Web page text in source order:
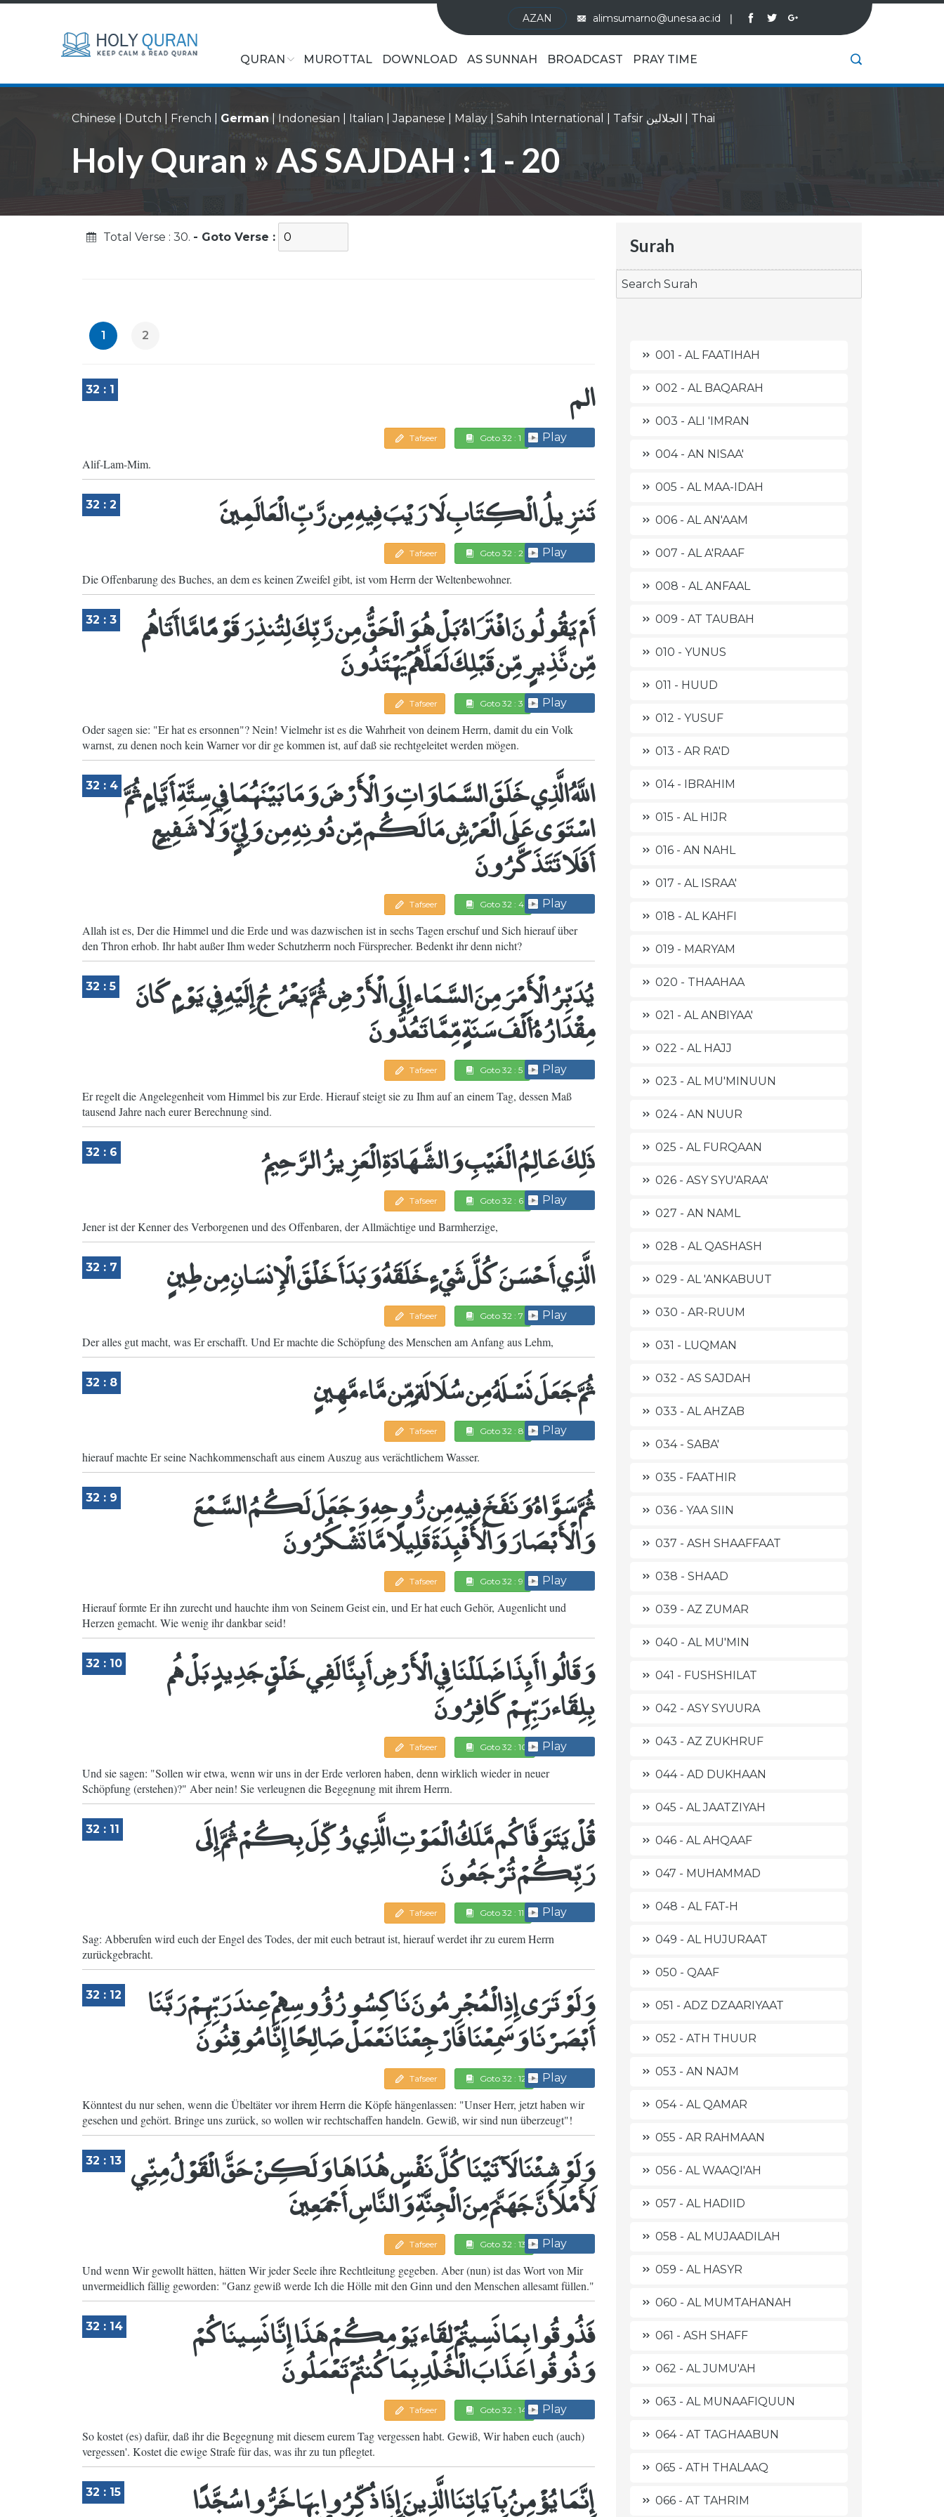
AZAN alimsumarno@unesa.ac.id ❘
QURAN MUROTTAL DOWNLOAD AS SUNNAH BROADCAST PRAY TIME
Chinese Dutch French German | Indonesian Italian |Japanese Malay Sahih International Tafsir الجلالين Thai
Holy Quran » AS SAJDAH : 1 - 20
Total Verse : 30. - Goto Verse :
1 2
32 : 1 الم
Tafseer Goto 32 : 1 Play
Alif-Lam-Mim.
32 : 2 تَنزِيلُ الْكِتَابِ لَا رَيْبَ فِيهِ مِن رَّبِّ الْعَالَمِينَ
Tafseer Goto 32 : 2 Play
Die Offenbarung des Buches, an dem es keinen Zweifel gibt, ist vom Herrn der Weltenbewohner.
32 : 3 أَمْ يَقُولُونَ افْتَرَاهُ بَلْ هُوَ الْحَقُّ مِن رَّبِّكَ لِتُنذِرَ قَوْمًا مَّا أَتَاهُم
مِّن نَّذِيرٍ مِّن قَبْلِكَ لَعَلَّهُمْ يَهْتَدُونَ
Tafseer Goto 32 : 3 Play
Oder sagen sie: "Er hat es ersonnen"? Nein! Vielmehr ist es die Wahrheit von deinem Herrn, damit du ein Volk
warnst, zu denen noch kein Warner vor dir ge kommen ist, auf daß sie rechtgeleitet werden mögen.
32 : 4 اللَّهُ الَّذِي خَلَقَ السَّمَاوَاتِ وَالْأَرْضَ وَمَا بَيْنَهُمَا فِي سِتَّةِ أَيَّامٍ ثُمَّ
اسْتَوَى عَلَى الْعَرْشِ مَا لَكُم مِّن دُونِهِ مِن وَلِيٍّ وَلَا شَفِيعٍ
أَفَلَا تَتَذَكَّرُونَ
Tafseer Goto 32 : 4 Play
Allah ist es, Der die Himmel und die Erde und was dazwischen ist in sechs Tagen erschuf und Sich hierauf über
den Thron erhob. Ihr habt außer Ihm weder Schutzherrn noch Fürsprecher. Bedenkt ihr denn nicht?
32 : 5 يُدَبِّرُ الْأَمْرَ مِنَ السَّمَاء إِلَى الْأَرْضِ ثُمَّ يَعْرُجُ إِلَيْهِ فِي يَوْمٍ كَانَ
مِقْدَارُهُ أَلْفَ سَنَةٍ مِّمَّا تَعُدُّونَ
Tafseer Goto 32 : 5 Play
Er regelt die Angelegenheit vom Himmel bis zur Erde. Hierauf steigt sie zu Ihm auf an einem Tag, dessen Maß
tausend Jahre nach eurer Berechnung sind.
32 : 6 ذَلِكَ عَالِمُ الْغَيْبِ وَالشَّهَادَةِ الْعَزِيزُ الرَّحِيمُ
Tafseer Goto 32 : 6 Play
Jener ist der Kenner des Verborgenen und des Offenbaren, der Allmächtige und Barmherzige,
32 : 7 الَّذِي أَحْسَنَ كُلَّ شَيْءٍ خَلَقَهُ وَبَدَأَ خَلْقَ الْإِنسَانِ مِن طِينٍ
Tafseer Goto 32 : 7 Play
Der alles gut macht, was Er erschafft. Und Er machte die Schöpfung des Menschen am Anfang aus Lehm,
32 : 8 ثُمَّ جَعَلَ نَسْلَهُ مِن سُلَالَةٍ مِّن مَّاء مَّهِينٍ
Tafseer Goto 32 : 8 Play
hierauf machte Er seine Nachkommenschaft aus einem Auszug aus verächtlichem Wasser.
32 : 9 ثُمَّ سَوَّاهُ وَنَفَخَ فِيهِ مِن رُّوحِهِ وَجَعَلَ لَكُمُ السَّمْعَ
وَالْأَبْصَارَ وَالْأَفْئِدَةَ قَلِيلًا مَّا تَشْكُرُونَ
Tafseer Goto 32 : 9 Play
Hierauf formte Er ihn zurecht und hauchte ihm von Seinem Geist ein, und Er hat euch Gehör, Augenlicht und
Herzen gemacht. Wie wenig ihr dankbar seid!
32 : 10 وَقَالُوا أَئِذَا ضَلَلْنَا فِي الْأَرْضِ أَئِنَّا لَفِي خَلْقٍ جَدِيدٍ بَلْ هُم
بِلِقَاء رَبِّهِمْ كَافِرُونَ
Tafseer Goto 32 : 10 Play
Und sie sagen: "Sollen wir etwa, wenn wir uns in der Erde verloren haben, denn wirklich wieder in neuer
Schöpfung (erstehen)?" Aber nein! Sie verleugnen die Begegnung mit ihrem Herrn.
32 : 11 قُلْ يَتَوَفَّاكُم مَّلَكُ الْمَوْتِ الَّذِي وُكِّلَ بِكُمْ ثُمَّ إِلَى
رَبِّكُمْ تُرْجَعُونَ
Tafseer Goto 32 : 11 Play
Sag: Abberufen wird euch der Engel des Todes, der mit euch betraut ist, hierauf werdet ihr zu eurem Herrn
zurückgebracht.
32 : 12 وَلَوْ تَرَى إِذِ الْمُجْرِمُونَ نَاكِسُو رُؤُوسِهِمْ عِندَ رَبِّهِمْ رَبَّنَا
أَبْصَرْنَا وَسَمِعْنَا فَارْجِعْنَا نَعْمَلْ صَالِحًا إِنَّا مُوقِنُونَ
Tafseer Goto 32 : 12 Play
Könntest du nur sehen, wenn die Übeltäter vor ihrem Herrn die Köpfe hängenlassen: "Unser Herr, jetzt haben wir
gesehen und gehört. Bringe uns zurück, so wollen wir rechtschaffen handeln. Gewiß, wir sind nun überzeugt"!
32 : 13 وَلَوْ شِئْنَا لَآتَيْنَا كُلَّ نَفْسٍ هُدَاهَا وَلَكِنْ حَقَّ الْقَوْلُ مِنِّي
لَأَمْلَأَنَّ جَهَنَّمَ مِنَ الْجِنَّةِ وَالنَّاسِ أَجْمَعِينَ
Tafseer Goto 32 : 13 Play
Und wenn Wir gewollt hätten, hätten Wir jeder Seele ihre Rechtleitung gegeben. Aber (nun) ist das Wort von Mir
unvermeidlich fällig geworden: "Ganz gewiß werde Ich die Hölle mit den Ginn und den Menschen allesamt füllen."
32 : 14 فَذُوقُوا بِمَا نَسِيتُمْ لِقَاء يَوْمِكُمْ هَذَا إِنَّا نَسِينَاكُمْ
وَذُوقُوا عَذَابَ الْخُلْدِ بِمَا كُنتُمْ تَعْمَلُونَ
Tafseer Goto 32 : 14 Play
So kostet (es) dafür, daß ihr die Begegnung mit diesem eurem Tag vergessen habt. Gewiß, Wir haben euch (auch)
vergessen'. Kostet die ewige Strafe für das, was ihr zu tun pflegtet.
32 : 15 إِنَّمَا يُؤْمِنُ بِآيَاتِنَا الَّذِينَ إِذَا ذُكِّرُوا بِهَا خَرُّوا سُجَّدًا
Surah
001 - AL FAATIHAH
002 - AL BAQARAH
003 - ALI 'IMRAN
004 - AN NISAA'
005 - AL MAA-IDAH
006 - AL AN'AAM
007 - AL A'RAAF
008 - AL ANFAAL
009 - AT TAUBAH
010 - YUNUS
011 - HUUD
012 - YUSUF
013 - AR RA'D
014 - IBRAHIM
015 - AL HIJR
016 - AN NAHL
017 - AL ISRAA'
018 - AL KAHFI
019 - MARYAM
020 - THAAHAA
021 - AL ANBIYAA'
022 - AL HAJJ
023 - AL MU'MINUUN
024 - AN NUUR
025 - AL FURQAAN
026 - ASY SYU'ARAA'
027 - AN NAML
028 - AL QASHASH
029 - AL 'ANKABUUT
030 - AR-RUUM
031 - LUQMAN
032 - AS SAJDAH
033 - AL AHZAB
034 - SABA'
035 - FAATHIR
036 - YAA SIIN
037 - ASH SHAAFFAAT
038 - SHAAD
039 - AZ ZUMAR
040 - AL MU'MIN
041 - FUSHSHILAT
042 - ASY SYUURA
043 - AZ ZUKHRUF
044 - AD DUKHAAN
045 - AL JAATZIYAH
046 - AL AHQAAF
047 - MUHAMMAD
048 - AL FAT-H
049 - AL HUJURAAT
050 - QAAF
051 - ADZ DZAARIYAAT
052 - ATH THUUR
053 - AN NAJM
054 - AL QAMAR
055 - AR RAHMAAN
056 - AL WAAQI'AH
057 - AL HADIID
058 - AL MUJAADILAH
059 - AL HASYR
060 - AL MUMTAHANAH
061 - ASH SHAFF
062 - AL JUMU'AH
063 - AL MUNAAFIQUUN
064 - AT TAGHAABUN
065 - ATH THALAAQ
066 - AT TAHRIM